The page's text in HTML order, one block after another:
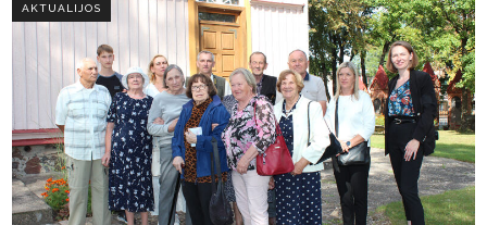
AKTUALIJOS